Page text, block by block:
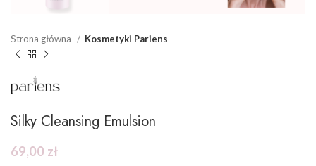
Strona główna Kosmetyki Pariens
Silky Cleansing Emulsion
69,00 zł